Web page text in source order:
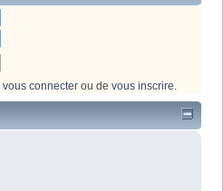
vous connecter ou de vous inscrire.